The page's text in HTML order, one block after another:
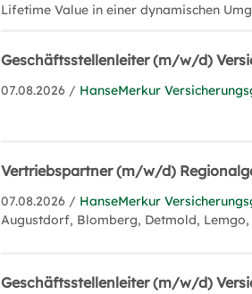
Lifetime Value in einer dynamischen
Geschäftsstellenleiter (m/w/d)
07.08.2026 / HanseMerkur
Vertriebspartner (m/w/d)
07.08.2026 / HanseMerkur
Augustdorf, Blomberg, Detmold,
Geschäftsstellenleiter (m/w/d)